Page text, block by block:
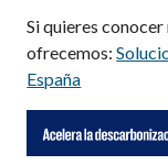
Si quieres
ofrecemos:
España